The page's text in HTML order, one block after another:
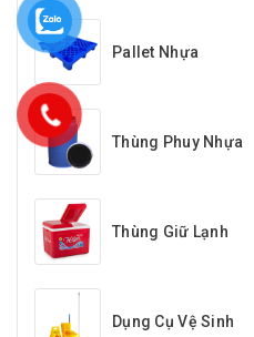
Pallet Nhựa
Thùng Phuy Nhựa
Thùng Giữ Lạnh
Dụng Cụ Vệ Sinh